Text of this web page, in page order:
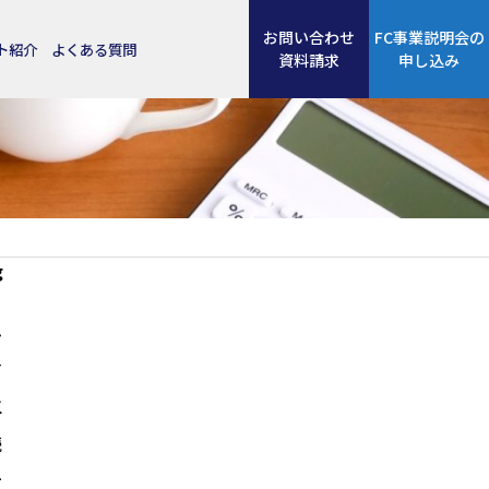
紹介 よくある質問
お問い合わせ
資料請求
FC事業説明会の
申し込み